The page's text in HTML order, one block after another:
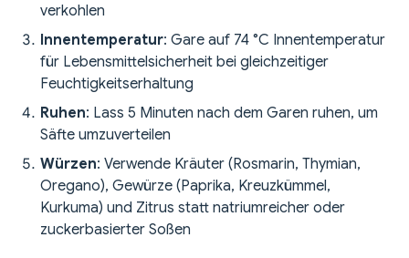
verkohlen
Innentemperatur: Gare auf 74 °C Innentemperatur
für Lebensmittelsicherheit bei gleichzeitiger
Feuchtigkeitserhaltung
Ruhen: Lass 5 Minuten nach dem Garen ruhen, um
Säfte umzuverteilen
Würzen: Verwende Kräuter (Rosmarin, Thymian,
Oregano), Gewürze (Paprika, Kreuzkümmel,
Kurkuma) und Zitrus statt natriumreicher oder
zuckerbasierter Soßen